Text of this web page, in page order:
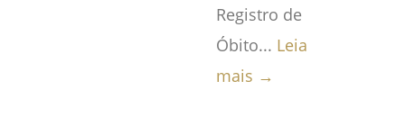
Registro de
Óbito... Leia
mais →